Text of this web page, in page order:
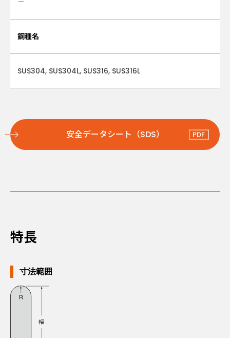
－
鋼種名
SUS304, SUS304L, SUS316, SUS316L
安全データシート（SDS）
特長
寸法範囲